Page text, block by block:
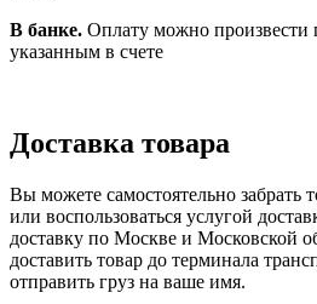
В банке. Оплату можно произвести
указанным в счете
Доставка товара
Вы можете самостоятельно забрать
или воспользоваться услугой
доставку по Москве и Московской
доставить товар до терминала
отправить груз на ваше имя.